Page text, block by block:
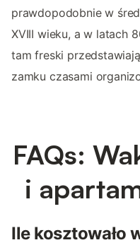
prawdopodobnie w
XVIII wieku, a w latach
tam freski
zamku czasami
FAQs:
i
Ile kosztowało